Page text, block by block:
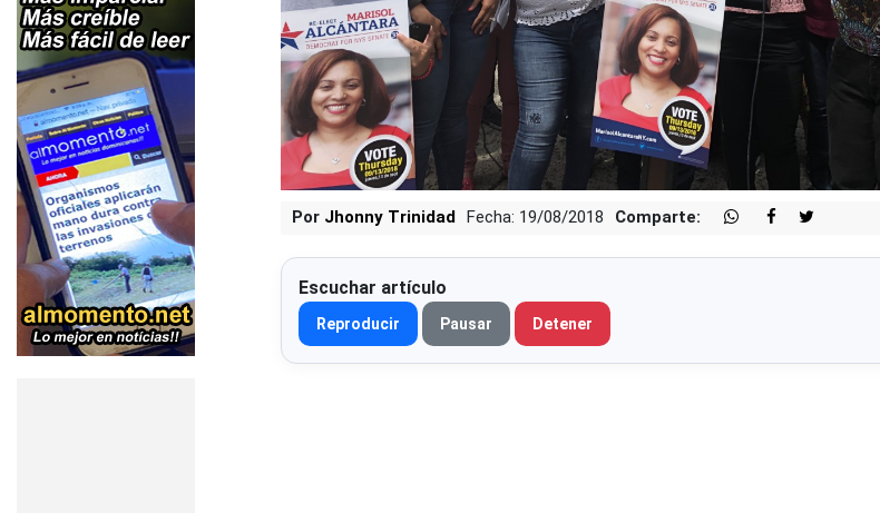
Por Jhonny Trinidad Fecha: 19/08/2018 Comparte:
Escuchar artículo
Reproducir Pausar Detener